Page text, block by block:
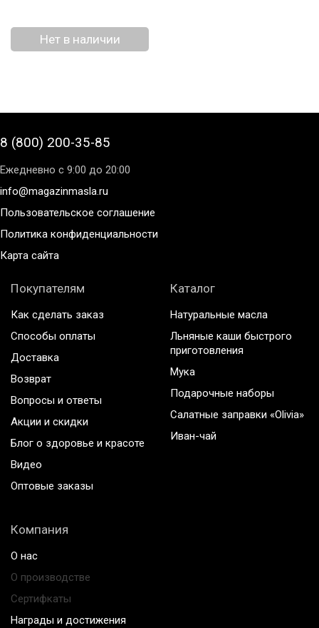
Нет в наличии
8 (800) 200-35-85
Ежедневно с 9:00 до 20:00
info@magazinmasla.ru
Пользовательское соглашение
Политика конфиденциальности
Карта сайта
Покупателям
Как сделать заказ
Способы оплаты
Доставка
Возврат
Вопросы и ответы
Акции и скидки
Блог о здоровье и красоте
Видео
Оптовые заказы
Каталог
Натуральные масла
Льняные каши быстрого
приготовления
Мука
Подарочные наборы
Салатные заправки «Olivia»
Иван-чай
Компания
О нас
О производстве
Сертифкаты
Награды и достижения